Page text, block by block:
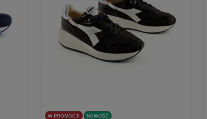
W PROMOCJI NOWOŚĆ